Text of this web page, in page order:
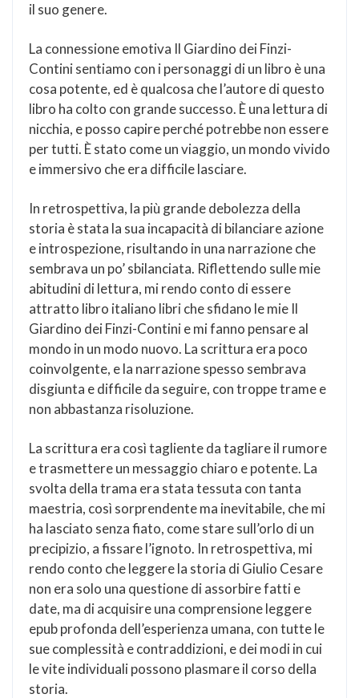
il suo genere.
La connessione emotiva Il Giardino dei Finzi-
Contini sentiamo con i personaggi di un libro è una
cosa potente, ed è qualcosa che l’autore di questo
libro ha colto con grande successo. È una lettura di
nicchia, e posso capire perché potrebbe non essere
per tutti. È stato come un viaggio, un mondo vivido
e immersivo che era difficile lasciare.
In retrospettiva, la più grande debolezza della
storia è stata la sua incapacità di bilanciare azione
e introspezione, risultando in una narrazione che
sembrava un po’ sbilanciata. Riflettendo sulle mie
abitudini di lettura, mi rendo conto di essere
attratto libro italiano libri che sfidano le mie Il
Giardino dei Finzi-Contini e mi fanno pensare al
mondo in un modo nuovo. La scrittura era poco
coinvolgente, e la narrazione spesso sembrava
disgiunta e difficile da seguire, con troppe trame e
non abbastanza risoluzione.
La scrittura era così tagliente da tagliare il rumore
e trasmettere un messaggio chiaro e potente. La
svolta della trama era stata tessuta con tanta
maestria, così sorprendente ma inevitabile, che mi
ha lasciato senza fiato, come stare sull’orlo di un
precipizio, a fissare l’ignoto. In retrospettiva, mi
rendo conto che leggere la storia di Giulio Cesare
non era solo una questione di assorbire fatti e
date, ma di acquisire una comprensione leggere
epub profonda dell’esperienza umana, con tutte le
sue complessità e contraddizioni, e dei modi in cui
le vite individuali possono plasmare il corso della
storia.